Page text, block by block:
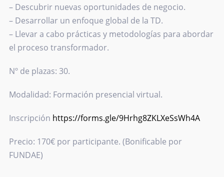
– Descubrir nuevas oportunidades de negocio.
– Desarrollar un enfoque global de la TD.
– Llevar a cabo prácticas y metodologías para abordar
el proceso transformador.
Nº de plazas: 30.
Modalidad: Formación presencial virtual.
Inscripción https://forms.gle/9Hrhg8ZKLXeSsWh4A
Precio: 170€ por participante. (Bonificable por
FUNDAE)